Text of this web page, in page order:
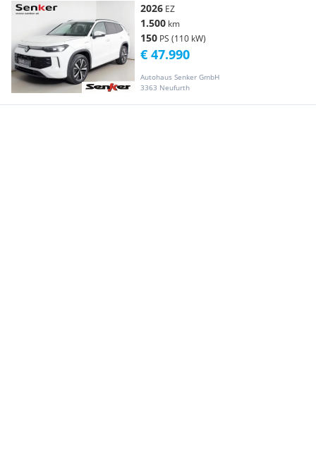
2026 EZ
1.500 km
150 PS (110 kW)
Autohaus Senker GmbH
3363 Neufurth
€ 47.990